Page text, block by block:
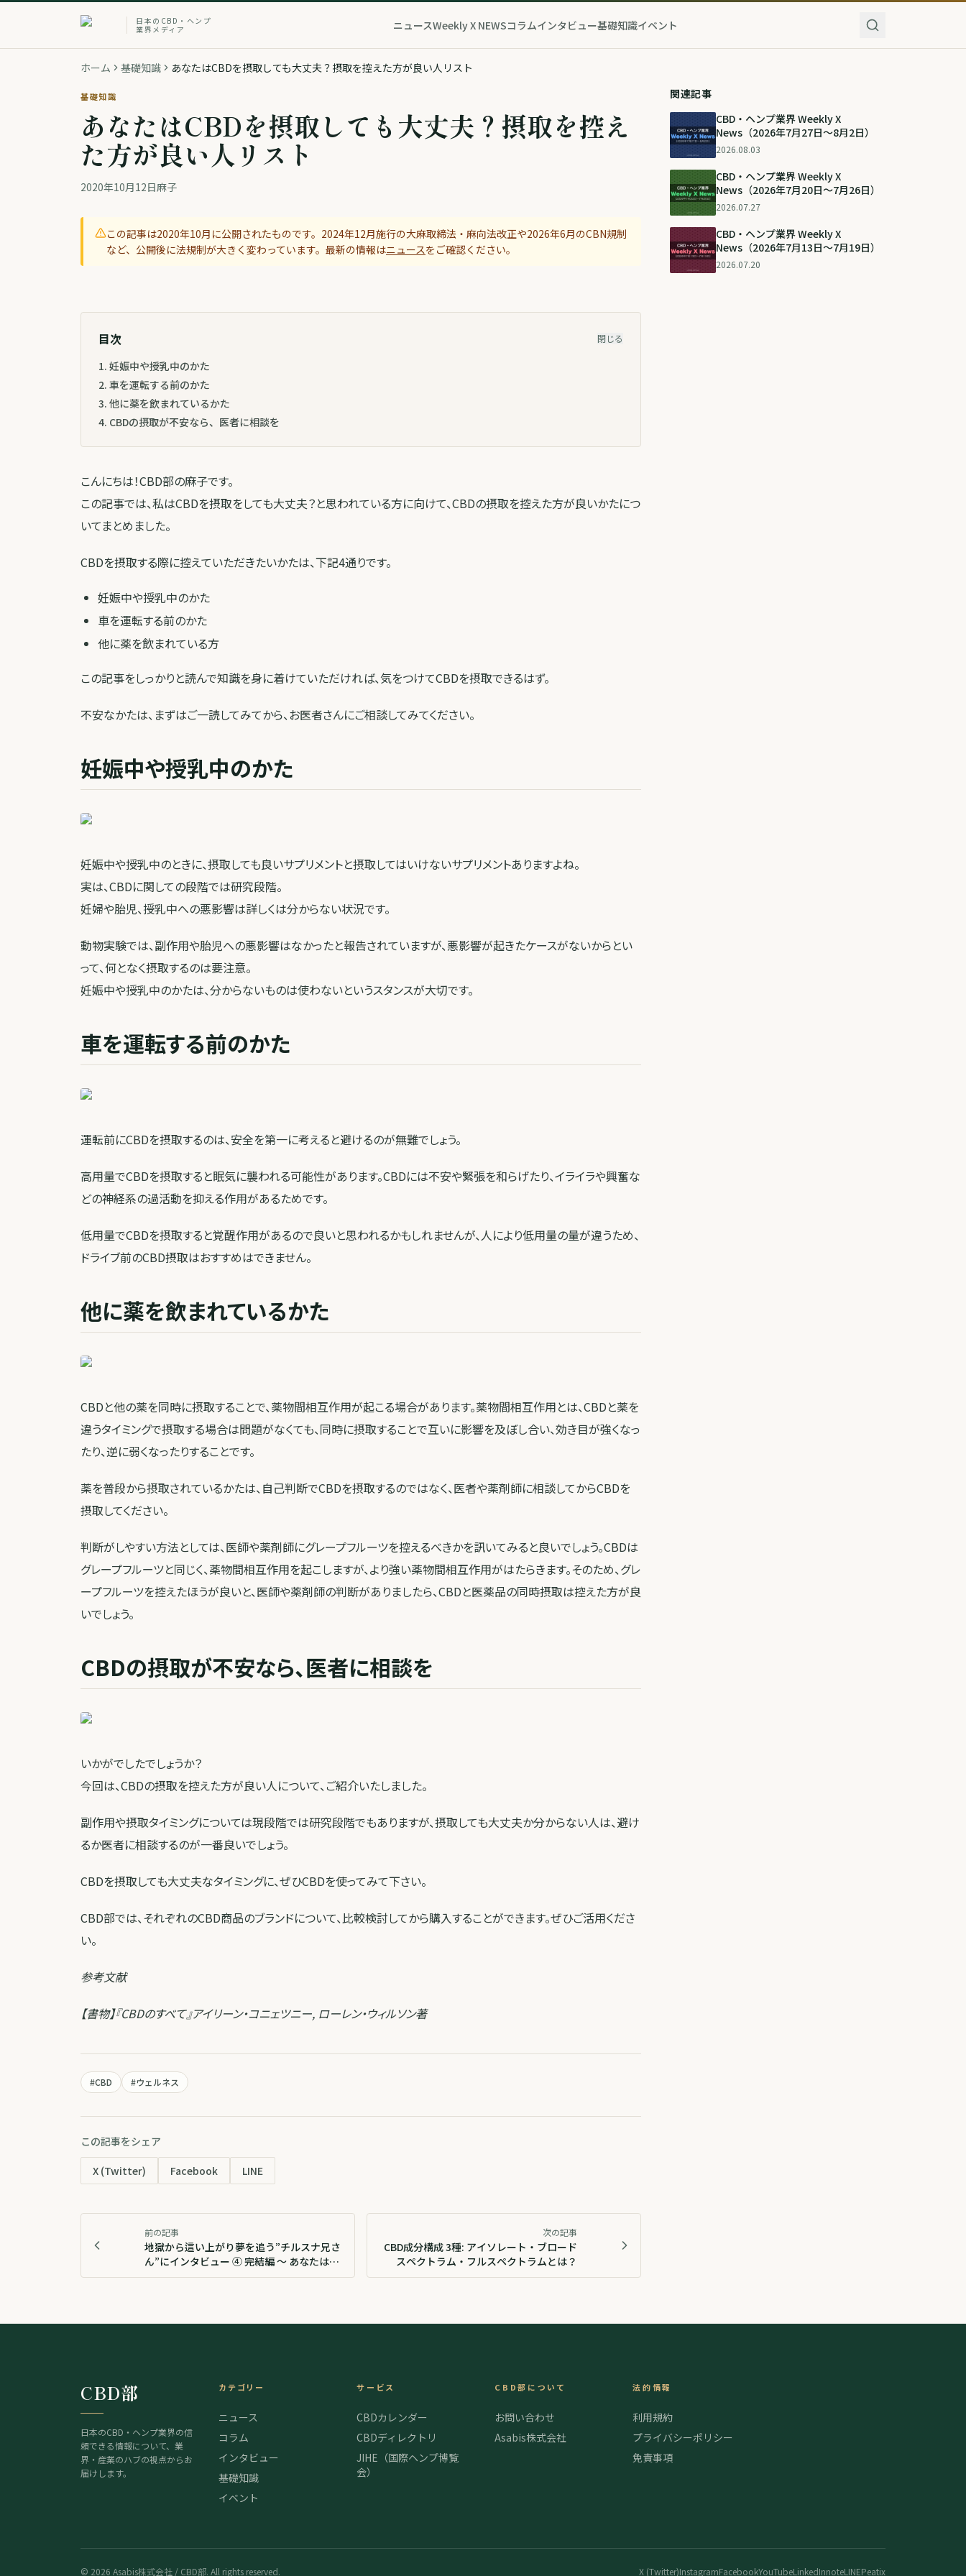
日本のCBD・ヘンプ
業界メディア
ニュースWeekly X NEWSコラムインタビュー基礎知識イベント
ホーム 基礎知識 あなたはCBDを摂取しても大丈夫？摂取を控えた方が良い人リスト
基礎知識
あなたはCBDを摂取しても大丈夫？摂取を控え
た方が良い人リスト
2020年10月12日麻子
この記事は2020年10月 に公開されたものです。2024年12月施行の大麻取締法・麻向法改正や2026年6月のCBN規制
など、公開後に法規制が大きく変わっています。最新の情報はニュースをご確認ください。
目次 閉じる
1. 妊娠中や授乳中のかた
2. 車を運転する前のかた
3. 他に薬を飲まれているかた
4. CBDの摂取が不安なら、医者に相談を
こんにちは！CBD部の麻子です。
この記事では、私はCBDを摂取をしても大丈夫？と思われている方に向けて、CBDの摂取を控えた方が良いかたにつ
いてまとめました。
CBDを摂取する際に控えていただきたいかたは、下記4通りです。
妊娠中や授乳中のかた
車を運転する前のかた
他に薬を飲まれている方
この記事をしっかりと読んで知識を身に着けていただければ、気をつけてCBDを摂取できるはず。
不安なかたは、まずはご一読してみてから、お医者さんにご相談してみてください。
妊娠中や授乳中のかた
妊娠中や授乳中のときに、摂取しても良いサプリメントと摂取してはいけないサプリメントありますよね。
実は、CBDに関しての段階では研究段階。
妊婦や胎児、授乳中への悪影響は詳しくは分からない状況です。
動物実験では、副作用や胎児への悪影響はなかったと報告されていますが、悪影響が起きたケースがないからとい
って、何となく摂取するのは要注意。
妊娠中や授乳中のかたは、分からないものは使わないというスタンスが大切です。
車を運転する前のかた
運転前にCBDを摂取するのは、安全を第一に考えると避けるのが無難でしょう。
高用量でCBDを摂取すると眠気に襲われる可能性があります。CBDには不安や緊張を和らげたり、イライラや興奮な
どの神経系の過活動を抑える作用があるためです。
低用量でCBDを摂取すると覚醒作用があるので良いと思われるかもしれませんが、人により低用量の量が違うため、
ドライブ前のCBD摂取はおすすめはできません。
他に薬を飲まれているかた
CBDと他の薬を同時に摂取することで、薬物間相互作用が起こる場合があります。薬物間相互作用とは、CBDと薬を
違うタイミングで摂取する場合は問題がなくても、同時に摂取することで互いに影響を及ぼし合い、効き目が強くなっ
たり、逆に弱くなったりすることです。
薬を普段から摂取されているかたは、自己判断でCBDを摂取するのではなく、医者や薬剤師に相談してからCBDを
摂取してください。
判断がしやすい方法としては、医師や薬剤師にグレープフルーツを控えるべきかを訊いてみると良いでしょう。CBDは
グレープフルーツと同じく、薬物間相互作用を起こしますが、より強い薬物間相互作用がはたらきます。そのため、グレ
ープフルーツを控えたほうが良いと、医師や薬剤師の判断がありましたら、CBDと医薬品の同時摂取は控えた方が良
いでしょう。
CBDの摂取が不安なら、医者に相談を
いかがでしたでしょうか？
今回は、CBDの摂取を控えた方が良い人について、ご紹介いたしました。
副作用や摂取タイミングについては現段階では研究段階でもありますが、摂取しても大丈夫か分からない人は、避け
るか医者に相談するのが一番良いでしょう。
CBDを摂取しても大丈夫なタイミングに、ぜひCBDを使ってみて下さい。
CBD部では、それぞれのCBD商品のブランドについて、比較検討してから購入することができます。ぜひご活用くださ
い。
参考文献
【書物】『CBDのすべて』アイリーン・コニェツニー, ローレン・ウィルソン著
#CBD #ウェルネス
この記事をシェア
X (Twitter) Facebook LINE
前の記事
地獄から這い上がり夢を追う”チルスナ兄さ
ん”にインタビュー ④ 完結編 〜 あなたはあ
なたで大丈夫 〜
次の記事
CBD成分構成 3種: アイソレート・ブロード
スペクトラム・フルスペクトラムとは？
関連記事
CBD・ヘンプ業界 Weekly X
News（2026年7月27日〜8月2日）
2026.08.03
CBD・ヘンプ業界 Weekly X
News（2026年7月20日〜7月26日）
2026.07.27
CBD・ヘンプ業界 Weekly X
News（2026年7月13日〜7月19日）
2026.07.20
CBD部
日本のCBD・ヘンプ業界の信
頼できる情報について、業
界・産業のハブの視点からお
届けします。
カテゴリー
ニュース
コラム
インタビュー
基礎知識
イベント
サービス
CBDカレンダー
CBDディレクトリ
JIHE（国際ヘンプ博覧
会）
CBD部について
お問い合わせ
Asabis株式会社
法的情報
利用規約
プライバシーポリシー
免責事項
© 2026 Asabis株式会社 / CBD部. All rights reserved. X (Twitter)InstagramFacebookYouTubeLinkedInnoteLINEPeatix